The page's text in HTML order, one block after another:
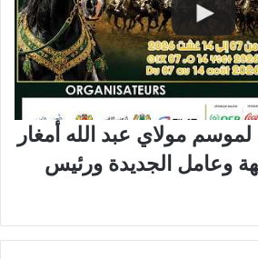
لموسم مولاي عبد الله أمغار
وعامل الجديدة ورئيس